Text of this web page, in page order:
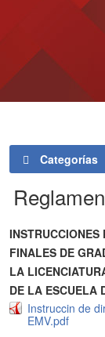
Categorías
FINALES DE
LA
DE LA ESCUELA
Instruccin de
EMV.pdf